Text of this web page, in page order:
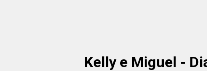
Kelly e Miguel -